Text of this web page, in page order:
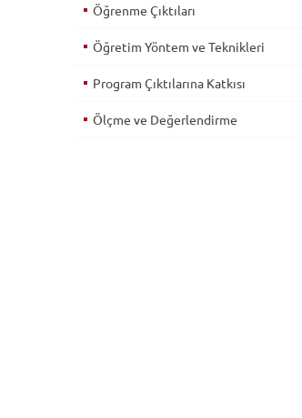
Öğrenme Çıktıları
Öğretim Yöntem ve Teknikleri
Program Çıktılarına Katkısı
Ölçme ve Değerlendirme